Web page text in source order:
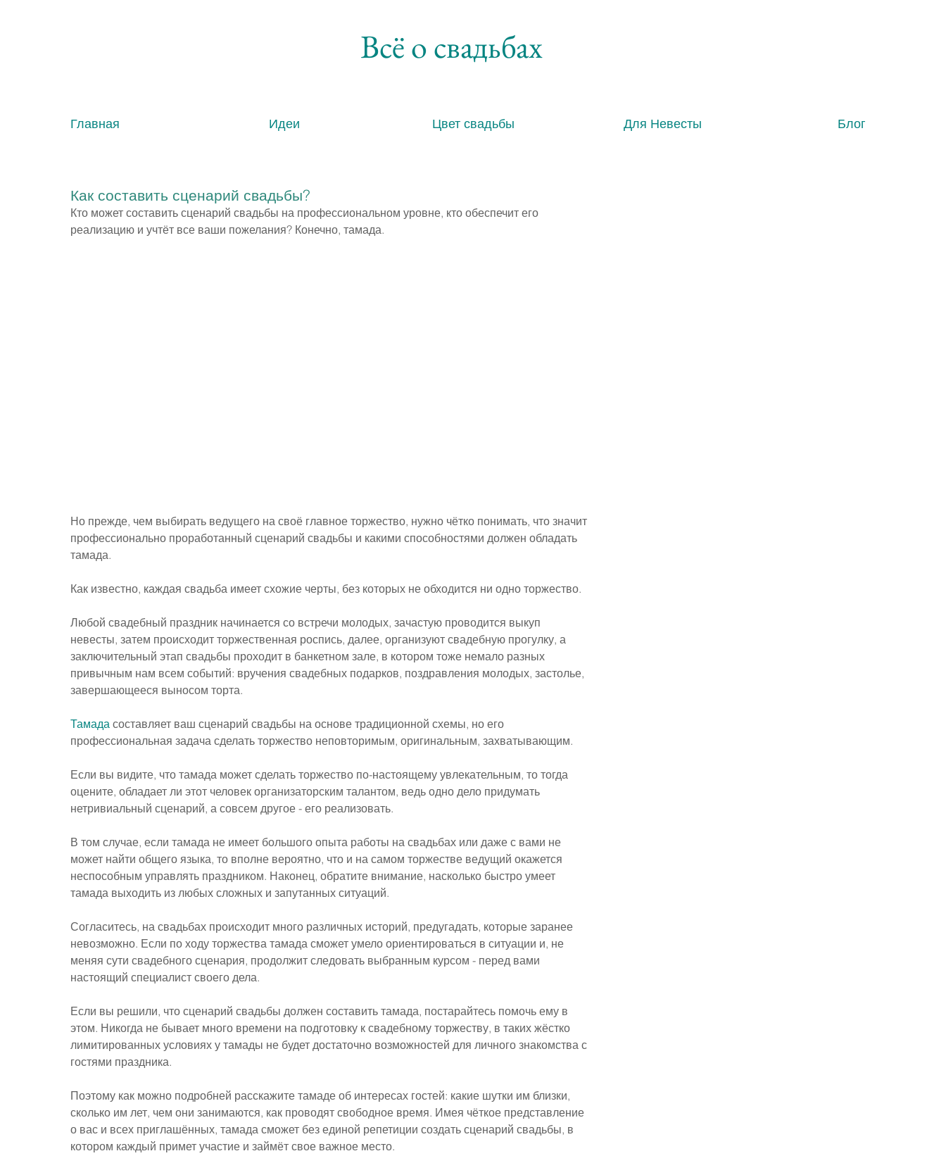
Всё о свадьбах
Главная Идеи Цвет свадьбы Для Невесты Блог
Как составить сценарий свадьбы?
Кто может составить сценарий свадьбы на профессиональном уровне, кто обеспечит его
реализацию и учтёт все ваши пожелания? Конечно, тамада.
Но прежде, чем выбирать ведущего на своё главное торжество, нужно чётко понимать, что значит
профессионально проработанный сценарий свадьбы и какими способностями должен обладать
тамада.
Как известно, каждая свадьба имеет схожие черты, без которых не обходится ни одно торжество.
Любой свадебный праздник начинается со встречи молодых, зачастую проводится выкуп
невесты, затем происходит торжественная роспись, далее, организуют свадебную прогулку, а
заключительный этап свадьбы проходит в банкетном зале, в котором тоже немало разных
привычным нам всем событий: вручения свадебных подарков, поздравления молодых, застолье,
завершающееся выносом торта.
Тамада составляет ваш сценарий свадьбы на основе традиционной схемы, но его
профессиональная задача сделать торжество неповторимым, оригинальным, захватывающим.
Если вы видите, что тамада может сделать торжество по-настоящему увлекательным, то тогда
оцените, обладает ли этот человек организаторским талантом, ведь одно дело придумать
нетривиальный сценарий, а совсем другое - его реализовать.
В том случае, если тамада не имеет большого опыта работы на свадьбах или даже с вами не
может найти общего языка, то вполне вероятно, что и на самом торжестве ведущий окажется
неспособным управлять праздником. Наконец, обратите внимание, насколько быстро умеет
тамада выходить из любых сложных и запутанных ситуаций.
Согласитесь, на свадьбах происходит много различных историй, предугадать, которые заранее
невозможно. Если по ходу торжества тамада сможет умело ориентироваться в ситуации и, не
меняя сути свадебного сценария, продолжит следовать выбранным курсом - перед вами
настоящий специалист своего дела.
Если вы решили, что сценарий свадьбы должен составить тамада, постарайтесь помочь ему в
этом. Никогда не бывает много времени на подготовку к свадебному торжеству, в таких жёстко
лимитированных условиях у тамады не будет достаточно возможностей для личного знакомства с
гостями праздника.
Поэтому как можно подробней расскажите тамаде об интересах гостей: какие шутки им близки,
сколько им лет, чем они занимаются, как проводят свободное время. Имея чёткое представление
о вас и всех приглашённых, тамада сможет без единой репетиции создать сценарий свадьбы, в
котором каждый примет участие и займёт свое важное место.